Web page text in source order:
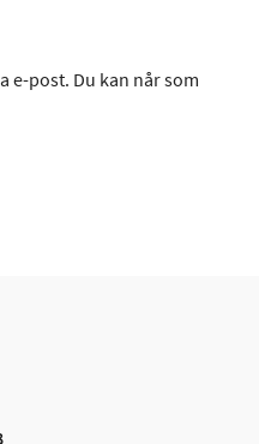
e-post. Du kan når som